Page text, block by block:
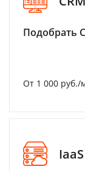
Подобрать
От 1 000 руб./
IaaS